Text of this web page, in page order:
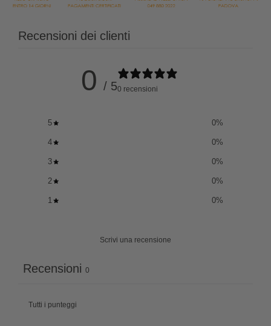
Recensioni dei clienti
0 / 50 recensioni
5 0%
4 0%
3 0%
2 0%
1 0%
Scrivi una recensione
Recensioni 0